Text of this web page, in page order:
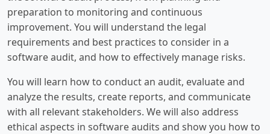
preparation to monitoring and continuous
improvement. You will understand the legal
requirements and best practices to consider in a
software audit, and how to effectively manage risks.
You will learn how to conduct an audit, evaluate and
analyze the results, create reports, and communicate
with all relevant stakeholders. We will also address
ethical aspects in software audits and show you how to